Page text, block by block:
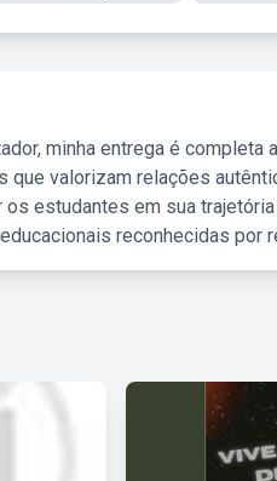
minha entrega é
que valorizam relações
os estudantes em sua
reconhecidas por